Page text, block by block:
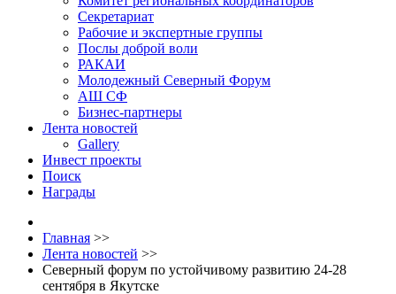
Секретариат
Рабочие и экспертные группы
Послы доброй воли
РАКАИ
Молодежный Северный Форум
АШ СФ
Бизнес-партнеры
Лента новостей
Gallery
Инвест проекты
Поиск
Награды
Главная >>
Лента новостей >>
Северный форум по устойчивому развитию 24-28
сентября в Якутске